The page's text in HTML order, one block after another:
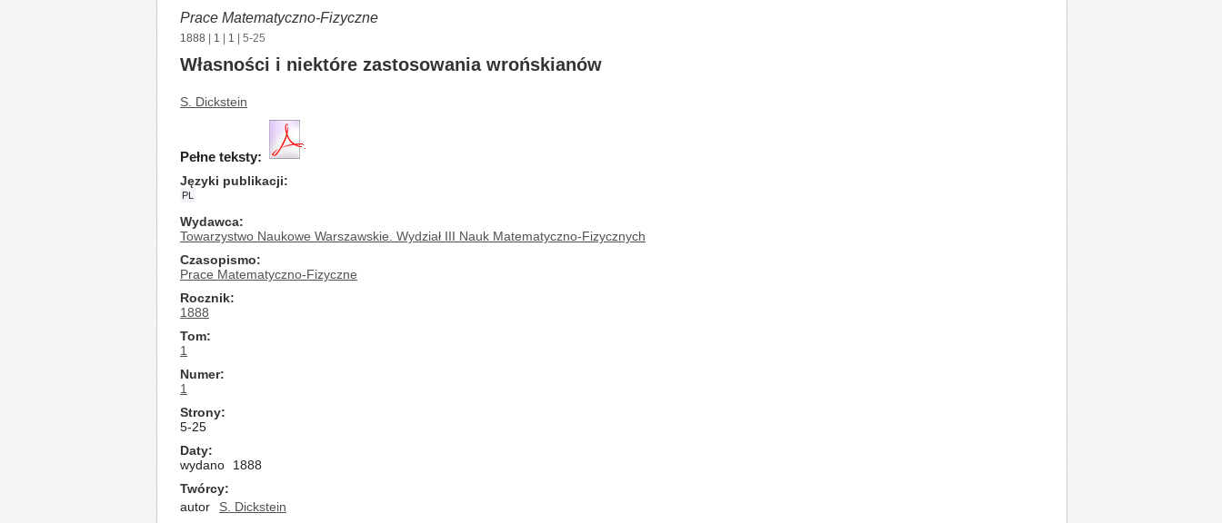
Prace Matematyczno-Fizyczne
1888 1 1 | 5-25
Własności i niektóre zastosowania wrońskianów
S. Dickstein
Pełne teksty:
Języki publikacji
PL
Wydawca
Towarzystwo Naukowe Warszawskie. Wydział III Nauk Matematyczno-Fizycznych
Czasopismo
Prace Matematyczno-Fizyczne
Rocznik
1888
Tom
1
Numer
1
Strony
5-25
Daty
wydano
1888
Twórcy
autor
S. Dickstein